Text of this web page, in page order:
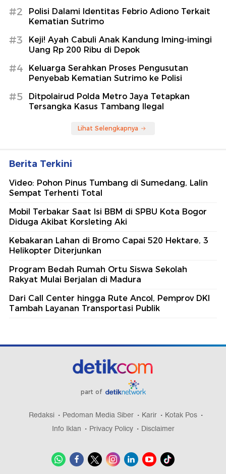
#2
Polisi Dalami Identitas Febrio Adiono Terkait
Kematian Sutrimo
#3
Keji! Ayah Cabuli Anak Kandung Iming-imingi
Uang Rp 200 Ribu di Depok
#4
Keluarga Serahkan Proses Pengusutan
Penyebab Kematian Sutrimo ke Polisi
#5
Ditpolairud Polda Metro Jaya Tetapkan
Tersangka Kasus Tambang Ilegal
Lihat Selengkapnya
Berita Terkini
Video: Pohon Pinus Tumbang di Sumedang, Lalin
Sempat Terhenti Total
Mobil Terbakar Saat Isi BBM di SPBU Kota Bogor
Diduga Akibat Korsleting Aki
Kebakaran Lahan di Bromo Capai 520 Hektare, 3
Helikopter Diterjunkan
Program Bedah Rumah Ortu Siswa Sekolah
Rakyat Mulai Berjalan di Madura
Dari Call Center hingga Rute Ancol, Pemprov DKI
Tambah Layanan Transportasi Publik
part of
Redaksi Pedoman Media Siber Karir
Kotak Pos
Info Iklan
Privacy Policy Disclaimer